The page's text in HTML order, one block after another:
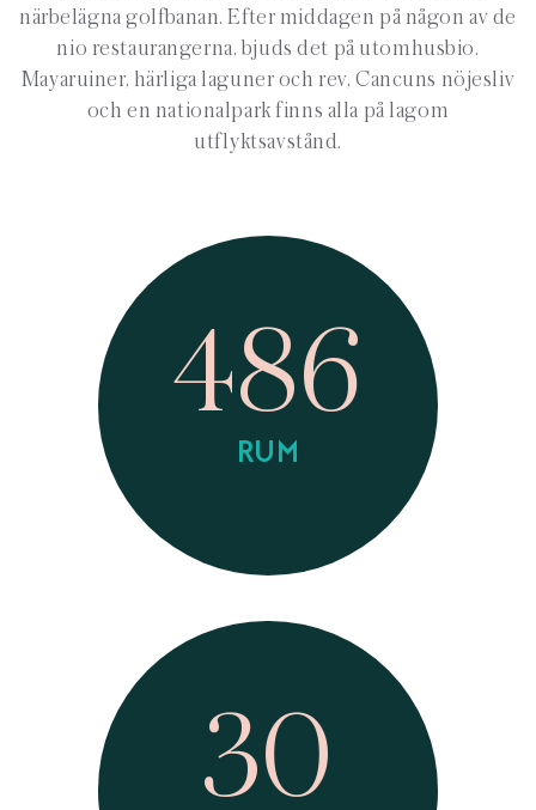
närbelägna golfbanan. Efter middagen på någon av de
nio restaurangerna, bjuds det på utomhusbio.
Mayaruiner, härliga laguner och rev, Cancuns nöjesliv
och en nationalpark finns alla på lagom
utflyktsavstånd.
486
RUM
30